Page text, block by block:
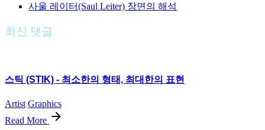
사울 레이터(Saul Leiter) 장면의 해석
최신 댓글
스틱 (STIK) - 최소한의 형태, 최대한의 표현
Artist Graphics
Read More